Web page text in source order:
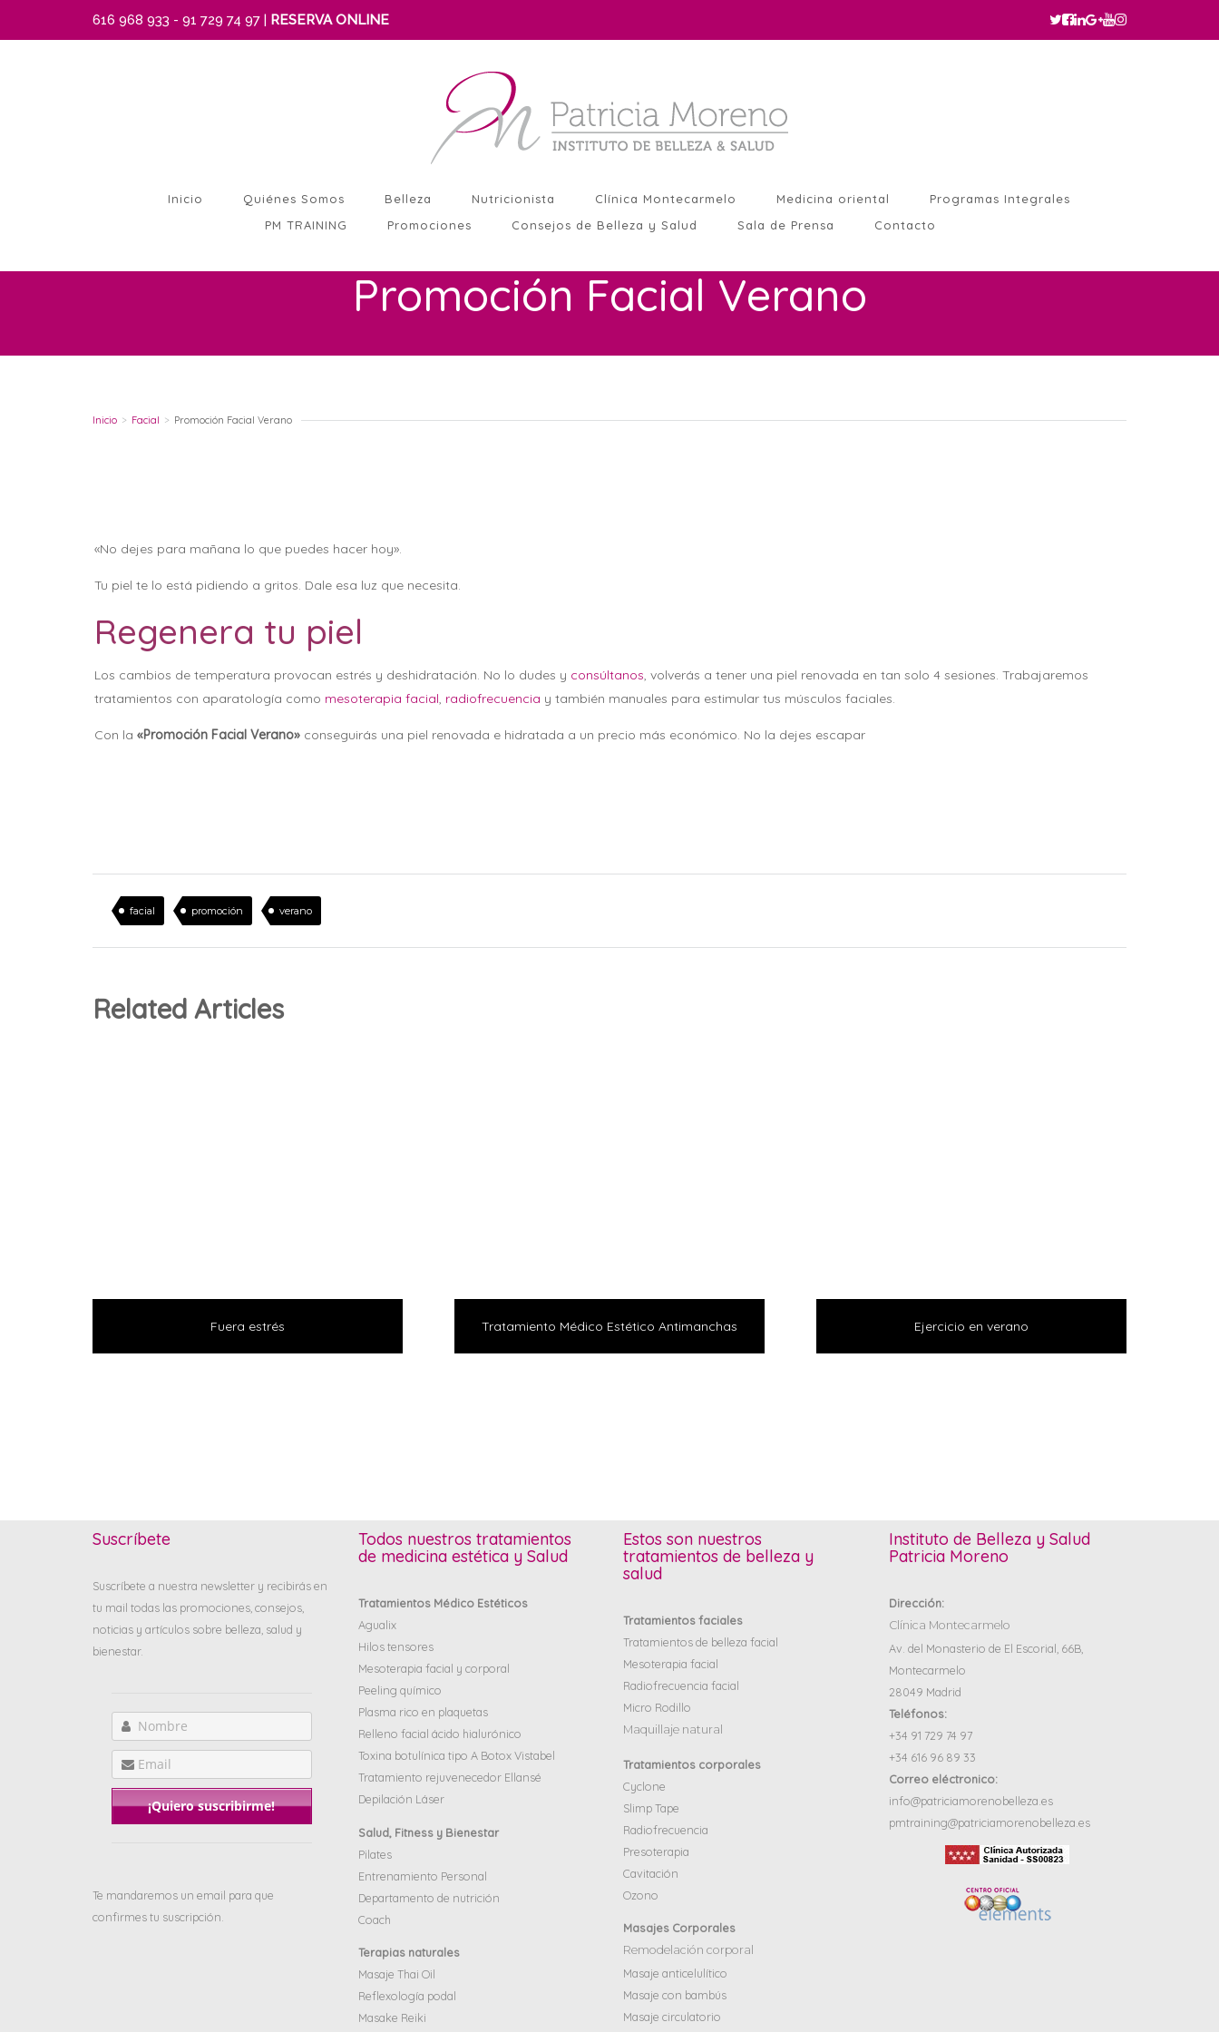
616 968 933 - 91 729 74 97 | RESERVA ONLINE
Inicio Quiénes Somos Belleza Nutricionista Clínica Montecarmelo Medicina oriental
Programas Integrales
PM TRAINING
Promociones Consejos de Belleza y Salud Sala de Prensa Contacto
Promoción Facial Verano
Inicio > Facial > Promoción Facial Verano
«No dejes para mañana lo que puedes hacer hoy».
Tu piel te lo está pidiendo a gritos. Dale esa luz que necesita.
Regenera tu piel
Los cambios de temperatura provocan estrés y deshidratación. No lo dudes y consúltanos, volverás a tener una piel renovada en tan solo 4 sesiones. Trabajaremos
tratamientos con aparatología como mesoterapia facial, radiofrecuencia y también manuales para estimular tus músculos faciales.
Con la «Promoción Facial Verano» conseguirás una piel renovada e hidratada a un precio más económico. No la dejes escapar
facial promoción verano
Related Articles
Fuera estrés Tratamiento Médico Estético Antimanchas Ejercicio en verano
Suscríbete
Suscríbete a nuestra newsletter y recibirás en
tu mail todas las promociones, consejos,
noticias y artículos sobre belleza, salud y
bienestar.
Te mandaremos un email para que
confirmes tu suscripción.
Todos nuestros tratamientos
de medicina estética y Salud
Tratamientos Médico Estéticos
Agualix
Hilos tensores
Mesoterapia facial y corporal
Peeling químico
Plasma rico en plaquetas
Relleno facial ácido hialurónico
Toxina botulínica tipo A Botox Vistabel
Tratamiento rejuvenecedor Ellansé
Depilación Láser
Salud, Fitness y Bienestar
Pilates
Entrenamiento Personal
Departamento de nutrición
Coach
Terapias naturales
Masaje Thai Oil
Reflexología podal
Masake Reiki
Estos son nuestros
tratamientos de belleza y
salud
Tratamientos faciales
Tratamientos de belleza facial
Mesoterapia facial
Radiofrecuencia facial
Micro Rodillo
Maquillaje natural
Tratamientos corporales
Cyclone
Slimp Tape
Radiofrecuencia
Presoterapia
Cavitación
Ozono
Masajes Corporales
Remodelación corporal
Masaje anticelulítico
Masaje con bambús
Masaje circulatorio
Instituto de Belleza y Salud
Patricia Moreno
Dirección:
Clínica Montecarmelo
Av. del Monasterio de El Escorial, 66B,
Montecarmelo
28049 Madrid
Teléfonos:
+34 91 729 74 97
+34 616 96 89 33
Correo eléctronico:
info@patriciamorenobelleza.es
pmtraining@patriciamorenobelleza.es